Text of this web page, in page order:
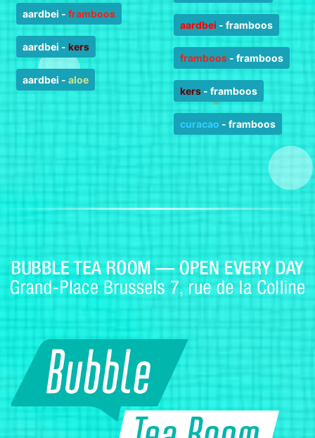
aardbei - framboos
aardbei - kers
aardbei - aloe
aardbei - framboos
framboos - framboos
kers - framboos
curacao - framboos